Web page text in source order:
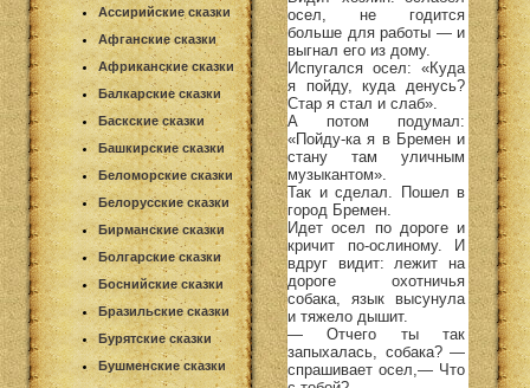
Ассирийские сказки
Афганские сказки
Африканские сказки
Балкарские сказки
Баскские сказки
Башкирские сказки
Беломорские сказки
Белорусские сказки
Бирманские сказки
Болгарские сказки
Боснийские сказки
Бразильские сказки
Бурятские сказки
Бушменские сказки
осел, не годится
больше для работы — и
выгнал его из дому.
Испугался осел: «Куда
я пойду, куда денусь?
Стар я стал и слаб».
А потом подумал:
«Пойду-ка я в Бремен и
стану там уличным
музыкантом».
Так и сделал. Пошел в
город Бремен.
Идет осел по дороге и
кричит по-ослиному. И
вдруг видит: лежит на
дороге охотничья
собака, язык высунула
и тяжело дышит.
— Отчего ты так
запыхалась, собака? —
спрашивает осел,— Что